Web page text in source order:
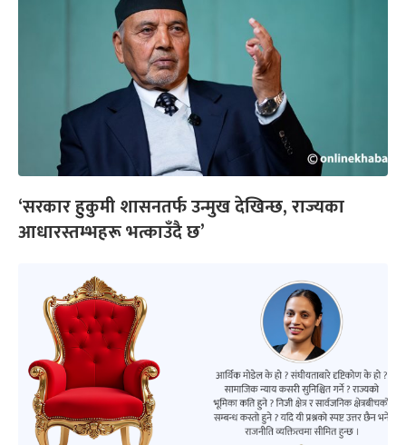
‘सरकार हुकुमी शासनतर्फ उन्मुख देखिन्छ, राज्यका
आधारस्तम्भहरू भत्काउँदै छ’